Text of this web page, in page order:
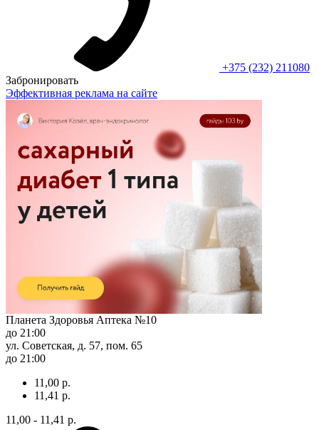
+375 (232) 211080
Забронировать
Эффективная реклама на сайте
Планета Здоровья Аптека №10
до 21:00
ул. Советская, д. 57, пом. 65
до 21:00
11,00 р.
11,41 р.
11,00 - 11,41 р.